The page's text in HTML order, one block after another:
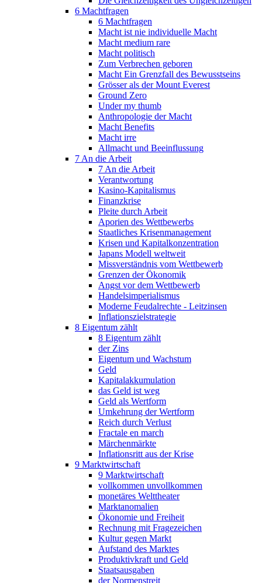
6 Machtfragen
6 Machtfragen
Macht ist nie individuelle Macht
Macht medium rare
Macht politisch
Zum Verbrechen geboren
Macht Ein Grenzfall des Bewusstseins
Grösser als der Mount Everest
Ground Zero
Under my thumb
Anthropologie der Macht
Macht Benefits
Macht irre
Allmacht und Beeinflussung
7 An die Arbeit
7 An die Arbeit
Verantwortung
Kasino-Kapitalismus
Finanzkrise
Pleite durch Arbeit
Aporien des Wettbewerbs
Staatliches Krisenmanagement
Krisen und Kapitalkonzentration
Japans Modell weltweit
Missverständnis vom Wettbewerb
Grenzen der Ökonomik
Angst vor dem Wettbewerb
Handelsimperialismus
Moderne Feudalrechte - Leitzinsen
Inflationszielstrategie
8 Eigentum zählt
8 Eigentum zählt
der Zins
Eigentum und Wachstum
Geld
Kapitalakkumulation
das Geld ist weg
Geld als Wertform
Umkehrung der Wertform
Reich durch Verlust
Fractale en march
Märchenmärkte
Inflationsritt aus der Krise
9 Marktwirtschaft
9 Marktwirtschaft
vollkommen unvollkommen
monetäres Welttheater
Marktanomalien
Ökonomie und Freiheit
Rechnung mit Fragezeichen
Kultur gegen Markt
Aufstand des Marktes
Produktivkraft und Geld
Staatsausgaben
der Normenstreit